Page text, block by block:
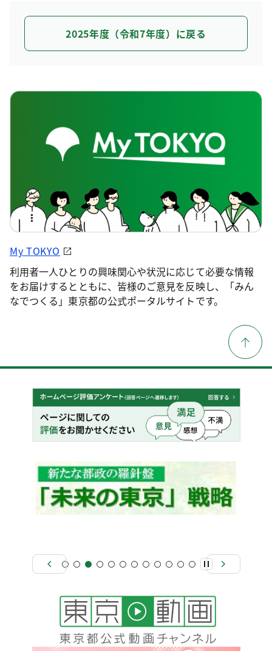
2025年度（令和7年度）に戻る
My TOKYO
利用者一人ひとりの興味関心や状況に応じて必要な情報
をお届けするとともに、皆様のご意見を反映し、「みん
なでつくる」東京都の公式ポータルサイトです。